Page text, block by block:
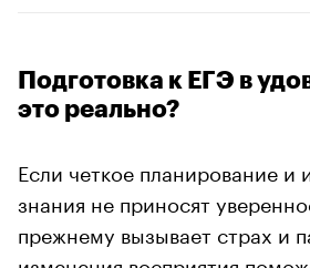
Подготовка к ЕГЭ в
это реально?
Если четкое планирование
знания не приносят
прежнему вызывает страх и